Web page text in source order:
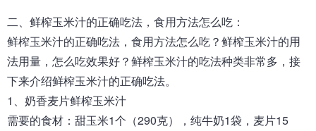
二、 鲜榨玉米汁的正确吃法，食用方法怎么吃：
鲜榨玉米汁的正确吃法，食用方法怎么吃？鲜榨玉米汁的用
法用量，怎么吃效果好？鲜榨玉米汁的吃法种类非常多，接
下来介绍鲜榨玉米汁的正确吃法。
1、奶香麦片鲜榨玉米汁
需要的食材：甜玉米1个（290克），纯牛奶1袋，麦片15